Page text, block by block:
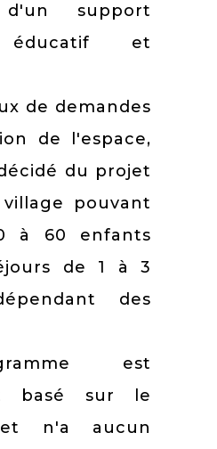
d'un support
éducatif et
de demandes
de l'espace,
du projet
pouvant
à 60 enfants
de 1 à 3
des
est
basé sur le
et n'a aucun